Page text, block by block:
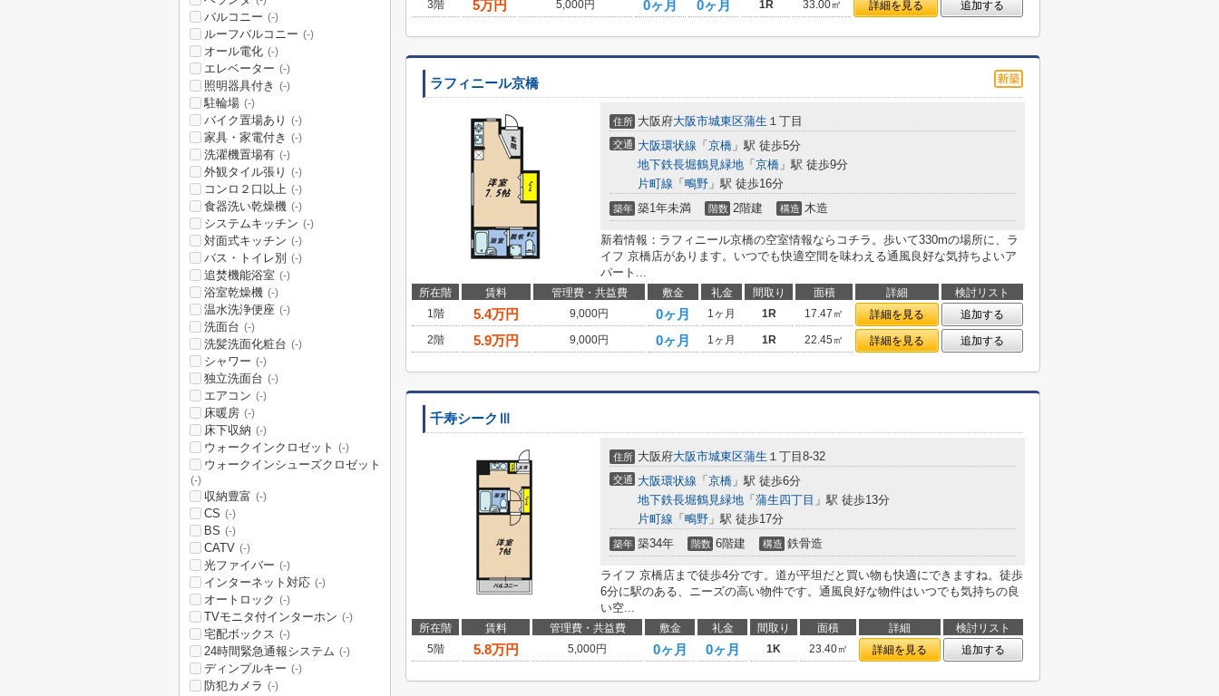
3階
5万円 5,000円 0ヶ月 0ヶ月 1R 33.00㎡ 詳細を見る 追加する
ラフィニール京橋
住所 大阪府大阪市城東区蒲生 １丁目
交通 大阪環状線 「 京橋 」駅 徒歩5分
地下鉄長堀鶴見緑地 「 京橋 」駅 徒歩9分
片町線 「 鴫野 」駅 徒歩16分
築年 築1年未満 階数 2階建 構造 木造
新着情報：ラフィニール京橋の空室情報ならコチラ。歩いて330mの場所に、ラ
イフ 京橋店があります。いつでも快適空間を味わえる通風良好な気持ちよいア
パート...
所在階 賃料 管理費・共益費 敷金 礼金 間取り 面積 詳細
検討リスト
1階
5.4万円 9,000円 0ヶ月 1ヶ月 1R 17.47㎡ 詳細を見る
追加する
2階
5.9万円 9,000円 0ヶ月 1ヶ月 1R 22.45㎡ 詳細を見る 追加する
千寿シークⅢ
住所 大阪府大阪市城東区蒲生 １丁目8-32
交通 大阪環状線 「 京橋 」駅 徒歩6分
地下鉄長堀鶴見緑地 「 蒲生四丁目 」駅 徒歩13分
片町線 「 鴫野 」駅 徒歩17分
築年 築34年 階数 6階建 構造 鉄骨造
ライフ 京橋店まで徒歩4分です。道が平坦だと買い物も快適にできますね。徒歩
6分に駅のある、ニーズの高い物件です。通風良好な物件はいつでも気持ちの良
い空...
所在階 賃料 管理費・共益費 敷金 礼金 間取り 面積 詳細
検討リスト
5階
5.8万円 5,000円 0ヶ月 0ヶ月 1K 23.40㎡ 詳細を見る 追加する
バルコニー (-)
ルーフバルコニー (-)
オール電化 (-)
エレベーター (-)
照明器具付き (-)
駐輪場 (-)
バイク置場あり (-)
家具・家電付き (-)
洗濯機置場有 (-)
外観タイル張り (-)
コンロ２口以上 (-)
食器洗い乾燥機 (-)
システムキッチン (-)
対面式キッチン (-)
バス・トイレ別 (-)
追焚機能浴室 (-)
浴室乾燥機 (-)
温水洗浄便座 (-)
洗面台 (-)
洗髪洗面化粧台 (-)
シャワー (-)
独立洗面台 (-)
エアコン (-)
床暖房 (-)
床下収納 (-)
ウォークインクロゼット (-)
ウォークインシューズクロゼット
(-)
収納豊富 (-)
CS (-)
BS (-)
CATV (-)
光ファイバー (-)
インターネット対応 (-)
オートロック (-)
TVモニタ付インターホン (-)
宅配ボックス (-)
24時間緊急通報システム (-)
ディンプルキー (-)
防犯カメラ (-)